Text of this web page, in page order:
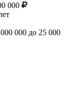
000
000 до 25 000